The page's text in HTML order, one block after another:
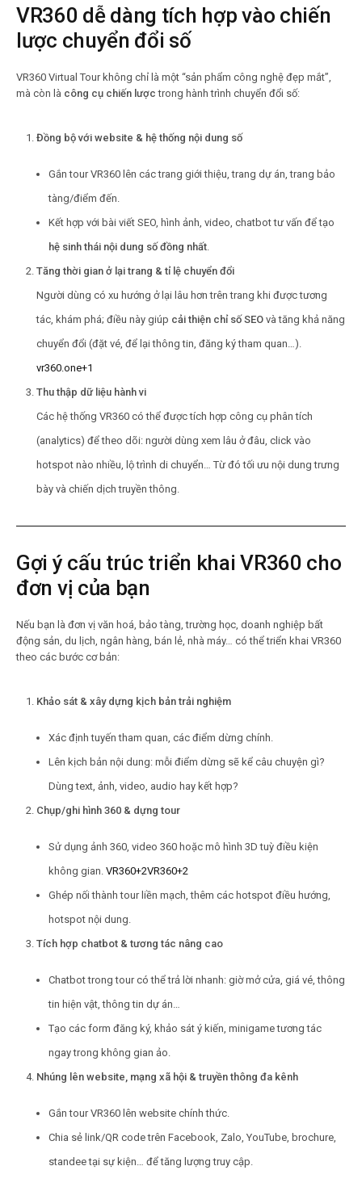
VR360 dễ dàng tích hợp vào chiến
lược chuyển đổi số
VR360 Virtual Tour không chỉ là một “sản phẩm công nghệ đẹp mắt”,
mà còn là công cụ chiến lược trong hành trình chuyển đổi số:
Đồng bộ với website & hệ thống nội dung số
Gắn tour VR360 lên các trang giới thiệu, trang dự án, trang bảo
tàng/điểm đến.
Kết hợp với bài viết SEO, hình ảnh, video, chatbot tư vấn để tạo
hệ sinh thái nội dung số đồng nhất
Tăng thời gian ở lại trang & tỉ lệ chuyển đổi
Người dùng có xu hướng ở lại lâu hơn trên trang khi được tương
tác, khám phá; điều này giúp cải thiện chỉ số SEO và tăng khả năng
chuyển đổi (đặt vé, để lại thông tin, đăng ký tham quan…).
vr360.one+1
Thu thập dữ liệu hành vi
Các hệ thống VR360 có thể được tích hợp công cụ phân tích
(analytics) để theo dõi: người dùng xem lâu ở đâu, click vào
hotspot nào nhiều, lộ trình di chuyển… Từ đó tối ưu nội dung trưng
bày và chiến dịch truyền thông.
Gợi ý cấu trúc triển khai VR360 cho
đơn vị của bạn
Nếu bạn là đơn vị văn hoá, bảo tàng, trường học, doanh nghiệp bất
động sản, du lịch, ngân hàng, bán lẻ, nhà máy… có thể triển khai VR360
theo các bước cơ bản:
Khảo sát & xây dựng kịch bản trải nghiệm
Xác định tuyến tham quan, các điểm dừng chính.
Lên kịch bản nội dung: mỗi điểm dừng sẽ kể câu chuyện gì?
Dùng text, ảnh, video, audio hay kết hợp?
Chụp/ghi hình 360 & dựng tour
Sử dụng ảnh 360, video 360 hoặc mô hình 3D tuỳ điều kiện
không gian. VR360+2VR360+2
Ghép nối thành tour liền mạch, thêm các hotspot điều hướng,
hotspot nội dung.
Tích hợp chatbot & tương tác nâng cao
Chatbot trong tour có thể trả lời nhanh: giờ mở cửa, giá vé, thông
tin hiện vật, thông tin dự án…
Tạo các form đăng ký, khảo sát ý kiến, minigame tương tác
ngay trong không gian ảo.
Nhúng lên website, mạng xã hội & truyền thông đa kênh
Gắn tour VR360 lên website chính thức.
Chia sẻ link/QR code trên Facebook, Zalo, YouTube, brochure,
standee tại sự kiện… để tăng lượng truy cập.